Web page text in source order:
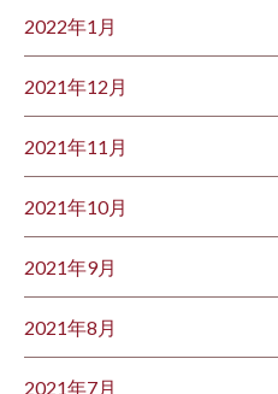
2022年1月
2021年12月
2021年11月
2021年10月
2021年9月
2021年8月
2021年7月